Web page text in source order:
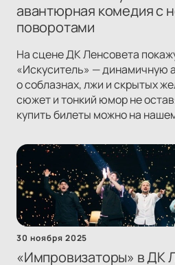
авантюрная комедия с
поворотами
На сцене ДК Ленсовета
«Искуситель» —
о соблазнах, лжи и скрытых
сюжет и тонкий юмор не
купить билеты можно на
30 ноября 2025
«Импровизаторы» в ДК